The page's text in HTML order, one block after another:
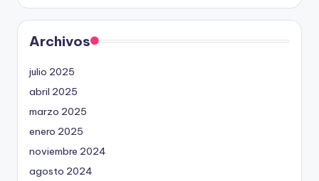
Archivos
julio 2025
abril 2025
marzo 2025
enero 2025
noviembre 2024
agosto 2024